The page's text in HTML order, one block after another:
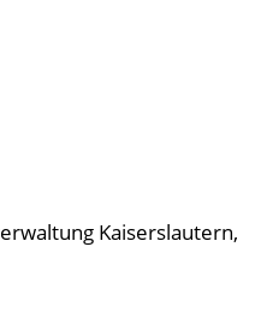
Kaiserslautern,